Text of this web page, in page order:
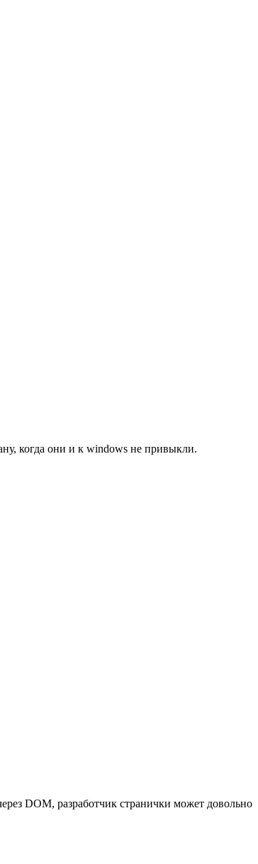
когда они и к windows не привыкли.
DOM, разработчик странички может довольно